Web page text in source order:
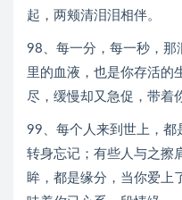
起，两颊清泪泪相伴。
98、每一分，每一秒，那
里的血液，也是你存活
尽，缓慢却又急促，带着
99、每个人来到世上，都
转身忘记；有些人与之擦
眸，都是缘分，当你爱上